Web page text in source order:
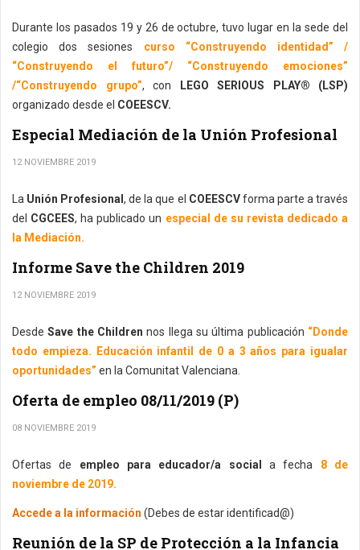
Durante los pasados 19 y 26 de octubre, tuvo lugar en la sede del
colegio dos sesiones curso “Construyendo identidad” /
“Construyendo el futuro”/ “Construyendo emociones”
/“Construyendo grupo”, con
LEGO SERIOUS PLAY® (LSP)
organizado desde el COEESCV.
Especial Mediación de la Unión Profesional
12 NOVIEMBRE 2019
La Unión Profesional, de la que el COEESCVforma parte a través
del CGCEES, ha publicado un especial de su revista dedicado a
la Mediación.
Informe Save the Children 2019
12 NOVIEMBRE 2019
DesdeSave the Children nos llega su última publicación “Donde
todo empieza. Educación infantil de 0 a 3 años para igualar
oportunidades” en la Comunitat Valenciana.
Oferta de empleo 08/11/2019 (P)
08 NOVIEMBRE 2019
Ofertas de empleo para educador/a sociala fecha 8 de
noviembre de 2019.
Accede a la información (Debes de estar identificad@)
Reunión de la SP de Protección a la Infancia